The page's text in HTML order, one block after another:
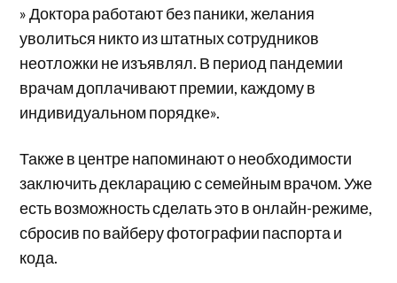
» Доктора работают без паники, желания
уволиться никто из штатных сотрудников
неотложки не изъявлял. В период пандемии
врачам доплачивают премии, каждому в
индивидуальном порядке».
Также в центре напоминают о необходимости
заключить декларацию с семейным врачом. Уже
есть возможность сделать это в онлайн-режиме,
сбросив по вайберу фотографии паспорта и
кода.